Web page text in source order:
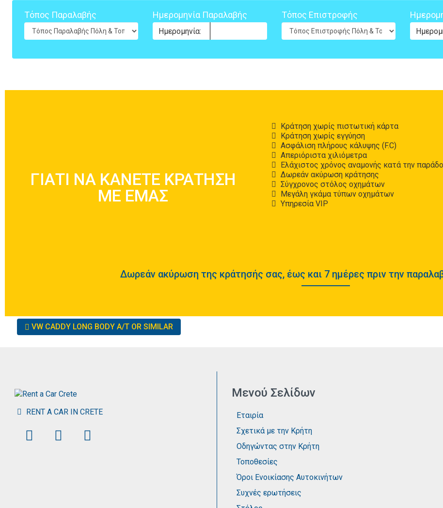
Τόπος Παραλαβής Ημερομηνία Παραλαβής Τόπος Επιστροφής
ΓΙΑΤΙ ΝΑ ΚΑΝΕΤΕ ΚΡΑΤΗΣΗ
ΜΕ ΕΜΑΣ
ΕΜΑΣ
Κράτηση χωρίς πιστωτική κάρτα
Κράτηση χωρίς εγγύηση
Ασφάλιση πλήρους κάλυψης (F.C)
Απεριόριστα χιλιόμετρα
Ελάχιστος χρόνος αναμονής κατά την
Δωρεάν ακύρωση κράτησης
Σύγχρονος στόλος οχημάτων
Μεγάλη γκάμα τύπων οχημάτων
Υπηρεσία VIP
Δωρεάν ακύρωση της κράτησής σας, έως και 7 ημέρες πριν την
Other
cars
VW CADDY LONG BODY A/T OR SIMILAR
RENT A CAR IN CRETE
Μενού Σελίδων
Εταιρία
Σχετικά με την Κρήτη
Οδηγώντας στην Κρήτη
Τοποθεσίες
Όροι Ενοικίασης Αυτοκινήτων
Συχνές ερωτήσεις